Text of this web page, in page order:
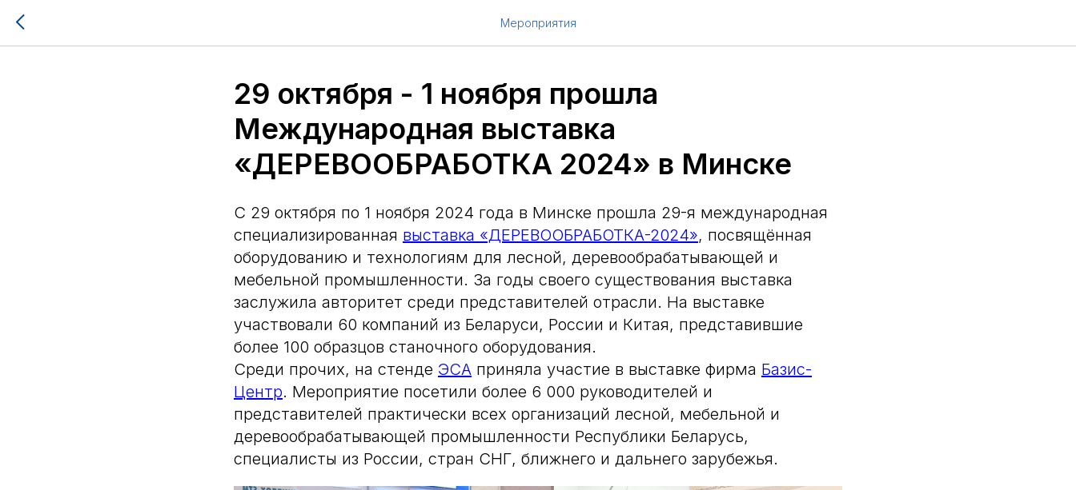
Мероприятия
29 октября - 1 ноября прошла
Международная выставка
«ДЕРЕВООБРАБОТКА 2024» в Минске
С 29 октября по 1 ноября 2024 года в Минске прошла 29-я международная
специализированная выставка «ДЕРЕВООБРАБОТКА-2024», посвящённая
оборудованию и технологиям для лесной, деревообрабатывающей и
мебельной промышленности. За годы своего существования выставка
заслужила авторитет среди представителей отрасли. На выставке
участвовали 60 компаний из Беларуси, России и Китая, представившие
более 100 образцов станочного оборудования.
Среди прочих, на стенде ЭСА приняла участие в выставке фирма Базис-
Центр. Мероприятие посетили более 6 000 руководителей и
представителей практически всех организаций лесной, мебельной и
деревообрабатывающей промышленности Республики Беларусь,
специалисты из России, стран СНГ, ближнего и дальнего зарубежья.